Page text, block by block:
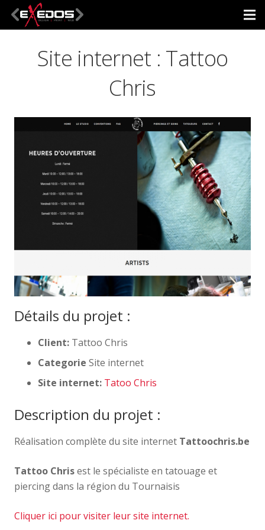
Site internet : Tattoo
Chris
Détails du projet :
Client: Tattoo Chris
Categorie Site internet
Site internet: Tatoo Chris
Description du projet :
Réalisation complète du site internet Tattoochris.be
Tattoo Chrisest le spécialiste en tatouage et
piercing dans la région du Tournaisis
Cliquer ici pour visiter leur site internet.